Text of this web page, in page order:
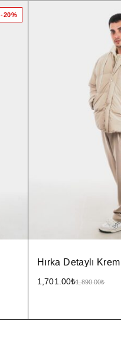
-20%
Hırka Detaylı
1,890.00₺
1,701.00₺